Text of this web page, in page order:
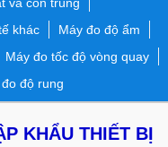
khác
Máy đo độ ẩm
Máy đo tốc độ vòng quay
độ rung
KHẨU THIẾT BỊ